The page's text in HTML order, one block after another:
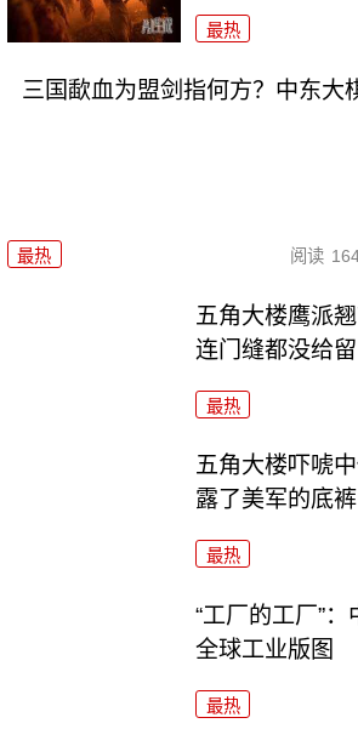
最热
三国歃血为盟剑指何方？中东大
最热 阅读
五角大楼鹰派
连门缝都没给留
最热
五角大楼吓唬
露了美军的底裤
最热
“工厂的工厂”
全球工业版图
最热